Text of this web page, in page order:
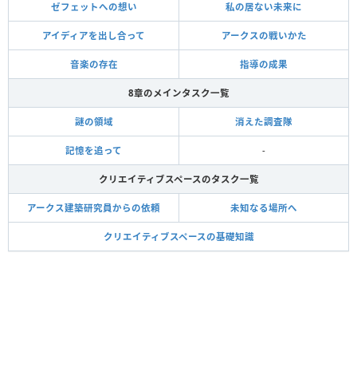
ゼフェットへの想い 私の居ない未来に
アイディアを出し合って アークスの戦いかた
音楽の存在 指導の成果
8章のメインタスク一覧
謎の領域 消えた調査隊
記憶を追って -
クリエイティブスペースのタスク一覧
アークス建築研究員からの依頼 未知なる場所へ
クリエイティブスペースの基礎知識